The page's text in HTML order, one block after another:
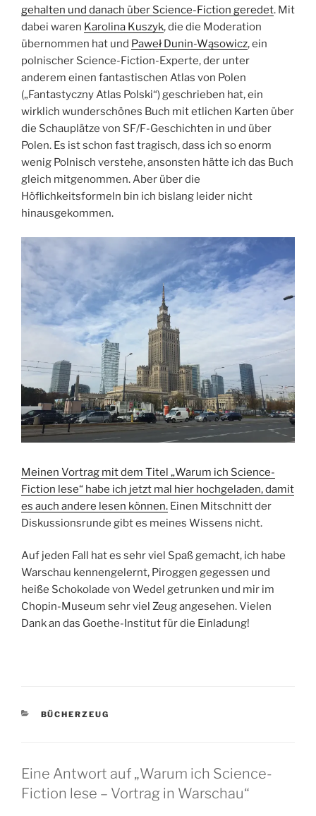
gehalten und danach über Science-Fiction geredet. Mit
dabei waren Karolina Kuszyk, die die Moderation
übernommen hat und Paweł Dunin-Wąsowicz, ein
polnischer Science-Fiction-Experte, der unter
anderem einen fantastischen Atlas von Polen
(„Fantastyczny Atlas Polski“) geschrieben hat, ein
wirklich wunderschönes Buch mit etlichen Karten über
die Schauplätze von SF/F-Geschichten in und über
Polen. Es ist schon fast tragisch, dass ich so enorm
wenig Polnisch verstehe, ansonsten hätte ich das Buch
gleich mitgenommen. Aber über die
Höflichkeitsformeln bin ich bislang leider nicht
hinausgekommen.
Meinen Vortrag mit dem Titel „Warum ich Science-
Fiction lese“ habe ich jetzt mal hier hochgeladen, damit
es auch andere lesen können. Einen Mitschnitt der
Diskussionsrunde gibt es meines Wissens nicht.
Auf jeden Fall hat es sehr viel Spaß gemacht, ich habe
Warschau kennengelernt, Piroggen gegessen und
heiße Schokolade von Wedel getrunken und mir im
Chopin-Museum sehr viel Zeug angesehen. Vielen
Dank an das Goethe-Institut für die Einladung!
KATEGORIEN
BÜCHERZEUG
Eine Antwort auf „Warum ich Science-
Fiction lese – Vortrag in Warschau“